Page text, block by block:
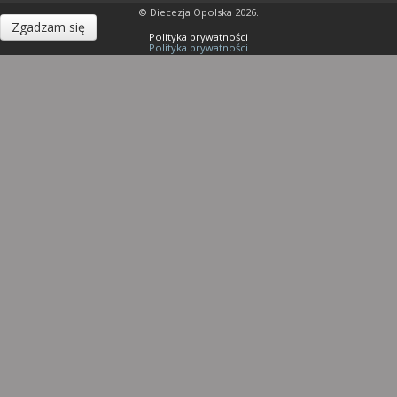
© Diecezja Opolska 2026.
Polityka prywatności
Zgadzam się
Polityka prywatności